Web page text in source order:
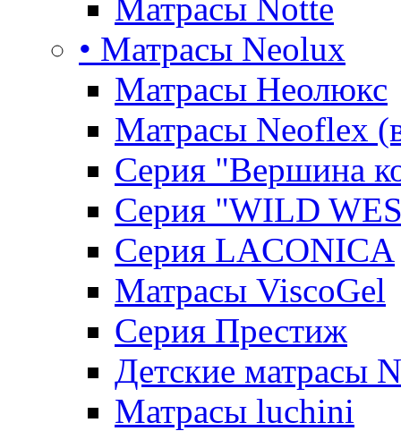
Матрасы Notte
• Матрасы Neolux
Матрасы Неолюкс
Матрасы Neoflex
Серия "Вершина
Серия "WILD
Серия LACONICA
Матрасы ViscoGel
Серия Престиж
Детские матрасы
Матрасы luchini